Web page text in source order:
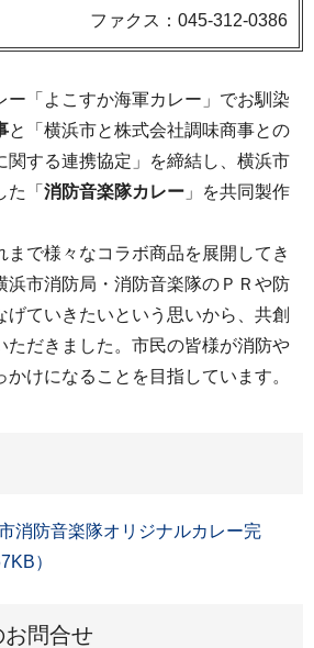
ファクス：045-312-0386
ー「よこすか海軍カレー」でお馴染
と「横浜市と株式会社調味商事との
関する連携協定」を締結し、横浜市
「 消防音楽隊カレー 」を共同製作
まで様々なコラボ商品を展開してき
浜市消防局・消防音楽隊のＰＲや防
げていきたいという思いから、共創
ただきました。市民の皆様が消防や
けになることを目指しています。
消防音楽隊オリジナルカレー完
）
問合せ